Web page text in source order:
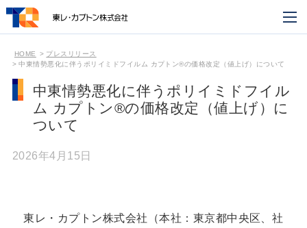
HOME
プレスリリース
中東情勢悪化に伴うポリイミドフイルム カプトン®の価格改定（値上げ）について
中東情勢悪化に伴うポリイミドフイル
ム カプトン®の価格改定（値上げ）に
ついて
2026年4月15日
東レ・カプトン株式会社（本社：東京都中央区、社